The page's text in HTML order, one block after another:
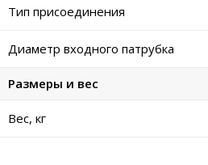
Тип присоединения
Диаметр входного патрубка
Размеры и вес
Вес, кг